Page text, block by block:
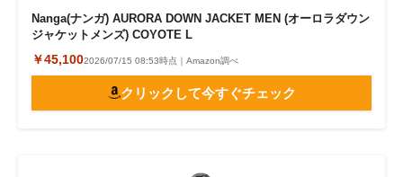
Nanga(ナンガ) AURORA DOWN JACKET MEN (オーロラダウン
ジャケットメンズ) COYOTE L
￥45,1002026/07/15 08:53時点｜Amazon調べ
クリックして今すぐチェック